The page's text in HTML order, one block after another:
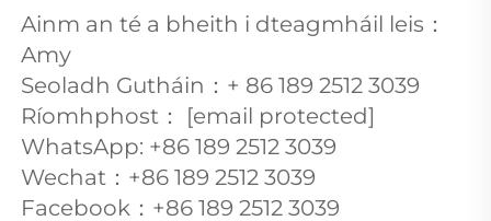
Ainm an té a bheith i dteagmháil leis：
Amy
Seoladh Gutháin：+ 86 189 2512 3039
Ríomhphost：
[email protected]
WhatsApp: +86 189 2512 3039
Wechat：+86 189 2512 3039
Facebook：+86 189 2512 3039